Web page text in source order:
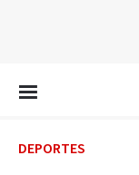
DEPORTES